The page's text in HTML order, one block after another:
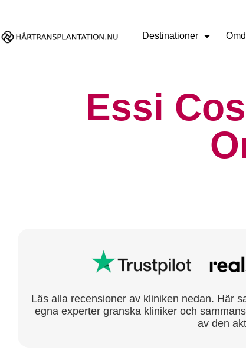
Destinationer
Essi
Läs alla recensioner av kliniken nedan. Här
egna experter granska kliniker och
av den